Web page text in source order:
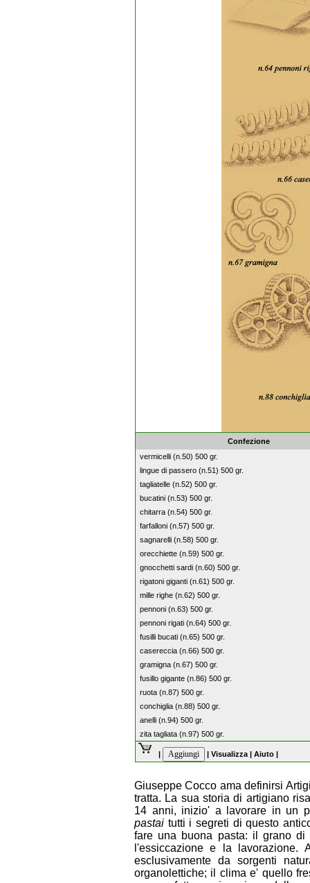
Confezione
vermicelli (n.50) 500 gr.
lingue di passero (n.51) 500 gr.
tagliatelle (n.52) 500 gr.
bucatini (n.53) 500 gr.
chitarra (n.54) 500 gr.
farfalloni (n.57) 500 gr.
sagnarelli (n.58) 500 gr.
orecchiette (n.59) 500 gr.
gnocchetti sardi (n.60) 500 gr.
rigatoni giganti (n.61) 500 gr.
mille righe (n.62) 500 gr.
pennoni (n.63) 500 gr.
pennoni rigati (n.64) 500 gr.
fusilli bucati (n.65) 500 gr.
casereccia (n.66) 500 gr.
gramigna (n.67) 500 gr.
fusillo gigante (n.86) 500 gr.
ruota (n.87) 500 gr.
conchiglia (n.88) 500 gr.
anelli (n.94) 500 gr.
zita tagliata (n.97) 500 gr.
| | Visualizza | Aiuto |
Giuseppe Cocco ama definirsi
tratta. La sua storia di artigiano
14 anni, inizio' a lavorare in un
pastai tutti i segreti di questo
fare una buona pasta: il grano di
l'essiccazione e la lavorazione.
esclusivamente da sorgenti
organolettiche; il clima e' quello